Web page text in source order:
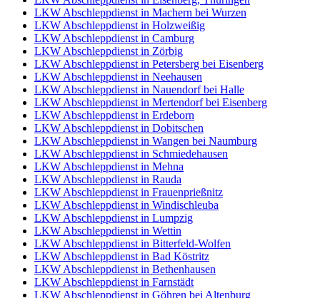
LKW Abschleppdienst in Machern bei Wurzen
LKW Abschleppdienst in Holzweißig
LKW Abschleppdienst in Camburg
LKW Abschleppdienst in Zörbig
LKW Abschleppdienst in Petersberg bei Eisenberg
LKW Abschleppdienst in Neehausen
LKW Abschleppdienst in Nauendorf bei Halle
LKW Abschleppdienst in Mertendorf bei Eisenberg
LKW Abschleppdienst in Erdeborn
LKW Abschleppdienst in Dobitschen
LKW Abschleppdienst in Wangen bei Naumburg
LKW Abschleppdienst in Schmiedehausen
LKW Abschleppdienst in Mehna
LKW Abschleppdienst in Rauda
LKW Abschleppdienst in Frauenprießnitz
LKW Abschleppdienst in Windischleuba
LKW Abschleppdienst in Lumpzig
LKW Abschleppdienst in Wettin
LKW Abschleppdienst in Bitterfeld-Wolfen
LKW Abschleppdienst in Bad Köstritz
LKW Abschleppdienst in Bethenhausen
LKW Abschleppdienst in Farnstädt
LKW Abschleppdienst in Göhren bei Altenburg